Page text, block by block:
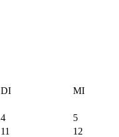
DI
MI
4
5
11
12